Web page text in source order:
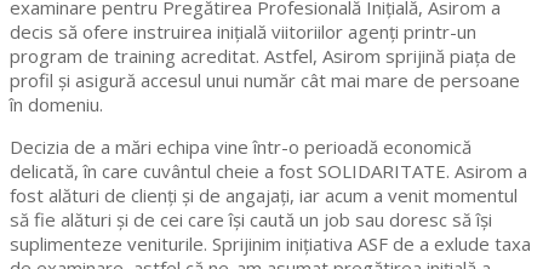
examinare pentru Pregătirea Profesională Inițială, Asirom a
decis să ofere instruirea inițială viitoriilor agenți printr-un
program de training acreditat. Astfel, Asirom sprijină piața de
profil și asigură accesul unui număr cât mai mare de persoane
în domeniu.
Decizia de a mări echipa vine într-o perioadă economică
delicată, în care cuvântul cheie a fost SOLIDARITATE. Asirom a
fost alături de clienți și de angajați, iar acum a venit momentul
să fie alături și de cei care își caută un job sau doresc să își
suplimenteze veniturile. Sprijinim inițiativa ASF de a exlude taxa